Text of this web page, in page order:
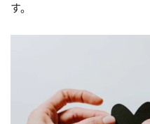
す。